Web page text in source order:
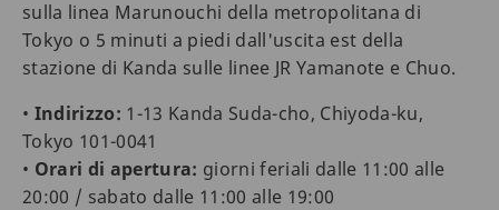
sulla linea Marunouchi della metropolitana di
Tokyo o 5 minuti a piedi dall'uscita est della
stazione di Kanda sulle linee JR Yamanote e Chuo.
• Indirizzo: 1-13 Kanda Suda-cho, Chiyoda-ku,
Tokyo 101-0041
• Orari di apertura: giorni feriali dalle 11:00 alle
20:00 / sabato dalle 11:00 alle 19:00